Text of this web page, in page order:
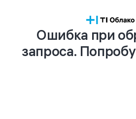
Ошибка при
запроса.